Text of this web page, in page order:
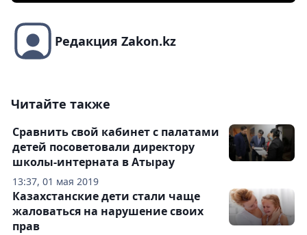
Редакция Zakon.kz
Читайте также
13:37, 01 мая 2019
Сравнить свой кабинет с палатами
детей посоветовали директору
школы-интерната в Атырау
Казахстанские дети стали чаще
жаловаться на нарушение своих
прав